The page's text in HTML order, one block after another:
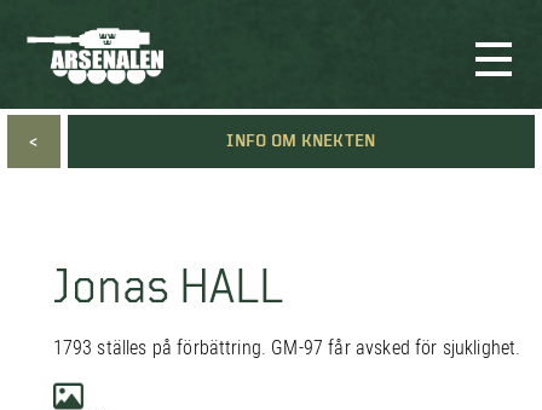
< INFO OM KNEKTEN
Jonas HALL
1793 ställes på förbättring. GM-97 får avsked för sjuklighet.